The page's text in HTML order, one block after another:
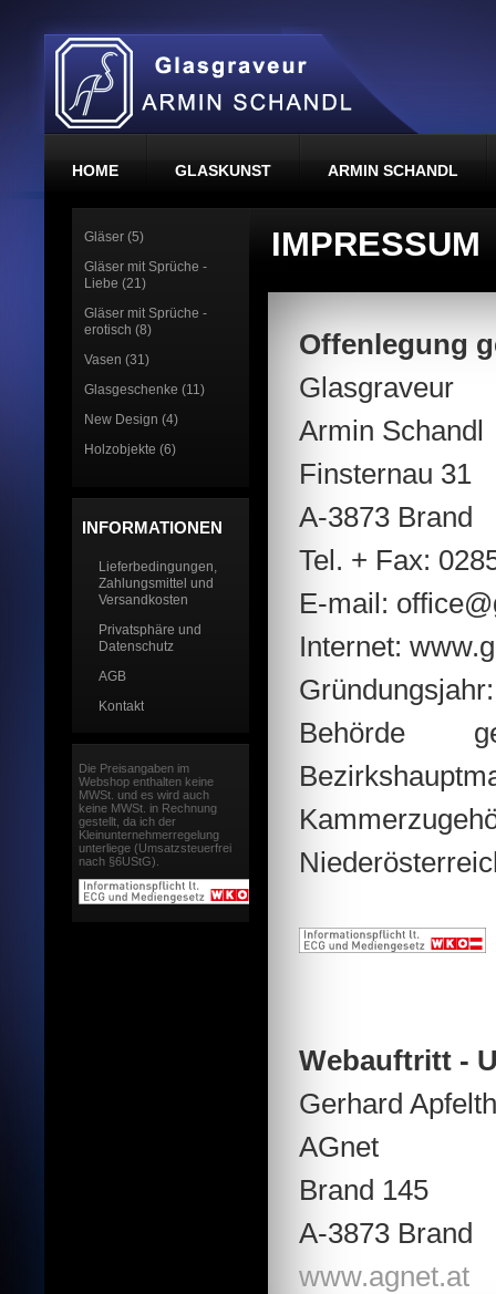
HOME GLASKUNST ARMIN SCHANDL
IMPRESSUM
Offenlegung
Glasgraveur
Armin Schandl
Finsternau 31
A-3873 Brand
Tel. + Fax:
E-mail:
Internet:
Behörde
Webauftritt -
Gerhard
AGnet
Brand 145
A-3873 Brand
www.agnet.at
Gläser (5)
Gläser mit Sprüche -
Liebe (21)
Gläser mit Sprüche -
erotisch (8)
Vasen (31)
Glasgeschenke (11)
New Design (4)
Holzobjekte (6)
INFORMATIONEN
Lieferbedingungen,
Zahlungsmittel und
Versandkosten
Privatsphäre und
Datenschutz
AGB
Kontakt
Die Preisangaben im
Webshop enthalten keine
MWSt. und es wird auch
keine MWSt. in Rechnung
gestellt, da ich der
Kleinunternehmerregelung
unterliege (Umsatzsteuerfrei
nach §6UStG).